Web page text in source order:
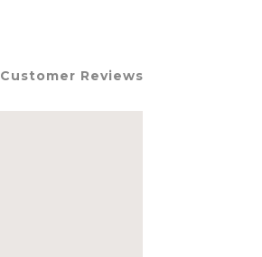
Customer Reviews